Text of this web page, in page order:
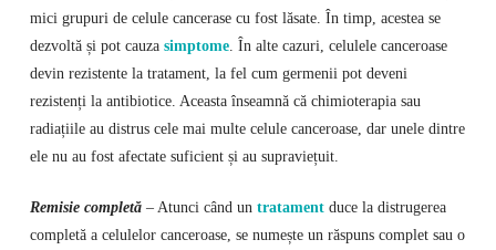
mici grupuri de celule cancerase cu fost lăsate. În timp, acestea se
dezvoltă și pot cauza simptome. În alte cazuri, celulele canceroase
devin rezistente la tratament, la fel cum germenii pot deveni
rezistenți la antibiotice. Aceasta înseamnă că chimioterapia sau
radiațiile au distrus cele mai multe celule canceroase, dar unele dintre
ele nu au fost afectate suficient și au supraviețuit.
Remisie completă– Atunci când un tratamentduce la distrugerea
completă a celulelor canceroase, se numește un răspuns complet sau o